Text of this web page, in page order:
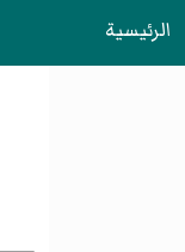
الرئيسية